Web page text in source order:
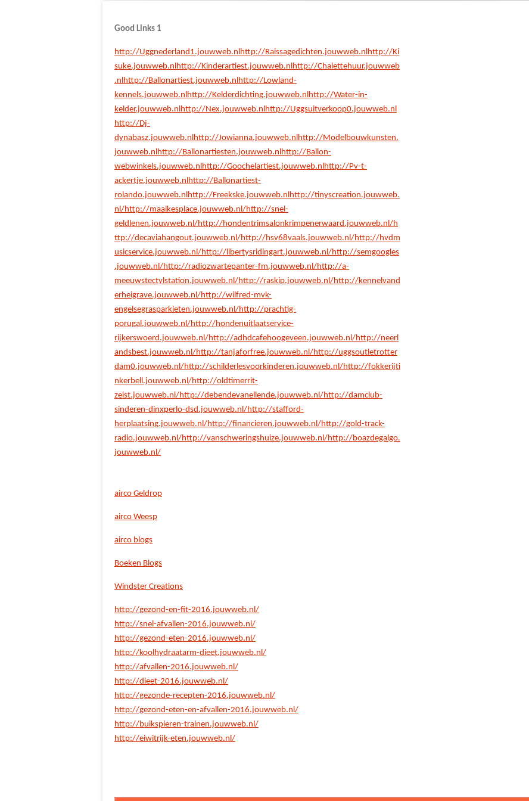
Good Links 1
http://Uggnederland1.jouwweb.nlhttp://Raissagedichten.jouwweb.nlhttp://Ki
suke.jouwweb.nlhttp://Kinderartiest.jouwweb.nlhttp://Chalettehuur.jouwweb
.nlhttp://Ballonartiest.jouwweb.nlhttp://Lowland-
kennels.jouwweb.nlhttp://Kelderdichting.jouwweb.nlhttp://Water-in-
kelder.jouwweb.nlhttp://Nex.jouwweb.nlhttp://Uggsuitverkoop0.jouwweb.nl
http://Dj-
dynabasz.jouwweb.nlhttp://Jowianna.jouwweb.nlhttp://Modelbouwkunsten.
jouwweb.nlhttp://Ballonartiesten.jouwweb.nlhttp://Ballon-
webwinkels.jouwweb.nlhttp://Goochelartiest.jouwweb.nlhttp://Pv-t-
ackertje.jouwweb.nlhttp://Ballonartiest-
rolando.jouwweb.nlhttp://Freekske.jouwweb.nlhttp://tinyscreation.jouwweb.
nl/http://maaikesplace.jouwweb.nl/http://snel-
geldlenen.jouwweb.nl/http://hondentrimsalonkrimpenerwaard.jouwweb.nl/h
ttp://decaviahangout.jouwweb.nl/http://hsv68vaals.jouwweb.nl/http://hvdm
usicservice.jouwweb.nl/http://libertysridingart.jouwweb.nl/http://semgoogles
.jouwweb.nl/http://radiozwartepanter-fm.jouwweb.nl/http://a-
meeuwstectylstation.jouwweb.nl/http://raskip.jouwweb.nl/http://kennelvand
erheigrave.jouwweb.nl/http://wilfred-mvk-
engelsegrasparkieten.jouwweb.nl/http://prachtig-
porugal.jouwweb.nl/http://hondenuitlaatservice-
rijkerswoerd.jouwweb.nl/http://adhdcafehoogeveen.jouwweb.nl/http://neerl
andsbest.jouwweb.nl/http://tanjaforfree.jouwweb.nl/http://uggsoutletrotter
dam0.jouwweb.nl/http://schilderlesvoorkinderen.jouwweb.nl/http://fokkerijti
nkerbell.jouwweb.nl/http://oldtimerrit-
zeist.jouwweb.nl/http://debendevanellende.jouwweb.nl/http://damclub-
sinderen-dinxperlo-dsd.jouwweb.nl/http://stafford-
herplaatsing.jouwweb.nl/http://financieren.jouwweb.nl/http://gold-track-
radio.jouwweb.nl/http://vanschweringshuize.jouwweb.nl/http://boazdegalgo.
jouwweb.nl/
airco Geldrop
airco Weesp
airco blogs
Boeken Blogs
Windster Creations
http://gezond-en-fit-2016.jouwweb.nl/
http://snel-afvallen-2016.jouwweb.nl/
http://gezond-eten-2016.jouwweb.nl/
http://koolhydraatarm-dieet.jouwweb.nl/
http://afvallen-2016.jouwweb.nl/
http://dieet-2016.jouwweb.nl/
http://gezonde-recepten-2016.jouwweb.nl/
http://gezond-eten-en-afvallen-2016.jouwweb.nl/
http://buikspieren-trainen.jouwweb.nl/
http://eiwitrijk-eten.jouwweb.nl/